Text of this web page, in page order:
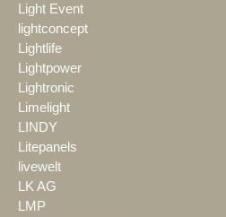
Light Event
lightconcept
Lightlife
Lightpower
Lightronic
Limelight
LINDY
Litepanels
livewelt
LK AG
LMP